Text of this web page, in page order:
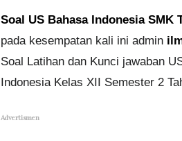
Soal US Bahasa Indonesia SMK
pada kesempatan kali ini admin
Soal Latihan dan Kunci jawaban
Indonesia Kelas XII Semester 2
Advertismen